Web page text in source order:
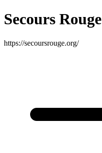
Secours Rouge
https://secoursrouge.org/